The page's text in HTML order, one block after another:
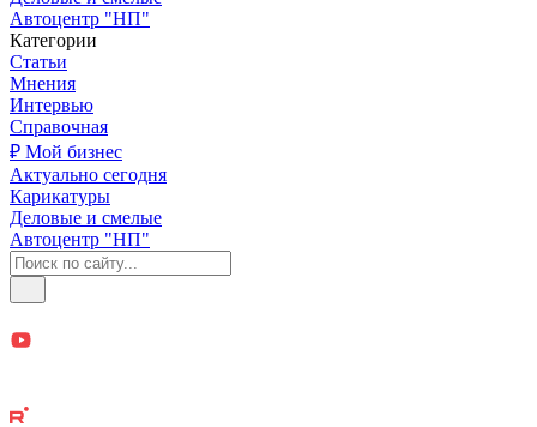
Автоцентр "НП"
Категории
Статьи
Мнения
Интервью
Справочная
₽ Мой бизнес
Актуально сегодня
Карикатуры
Деловые и смелые
Автоцентр "НП"